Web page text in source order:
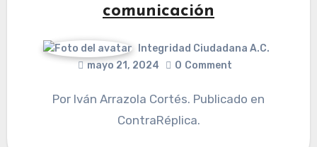
comunicación
Integridad Ciudadana A.C.
mayo 21, 2024
0 Comment
Por Iván Arrazola Cortés. Publicado en
ContraRéplica.